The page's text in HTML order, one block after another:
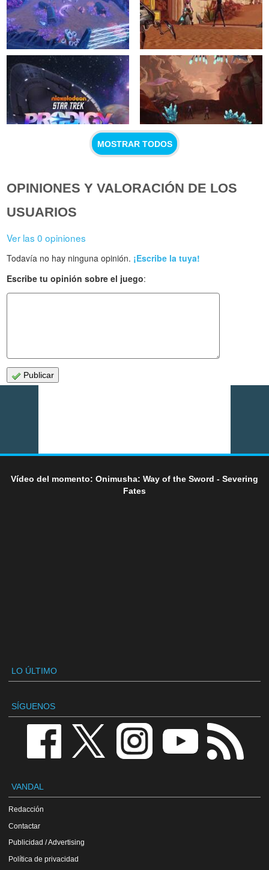
MOSTRAR TODOS
OPINIONES Y VALORACIÓN DE LOS
USUARIOS
Ver las 0 opiniones
Todavía no hay ninguna opinión. ¡Escribe la tuya!
Escribe tu opinión sobre el juego:
Publicar
Vídeo del momento: Onimusha: Way of the Sword - Severing
Fates
LO ÚLTIMO
SÍGUENOS
VANDAL
Redacción
Contactar
Publicidad / Advertising
Política de privacidad